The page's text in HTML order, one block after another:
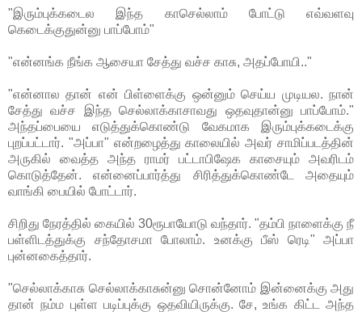
"இரும்புக்கடைல இந்த காசெல்லாம் போட்டு எவ்வளவு
கெடைக்குதுன்னு பாப்போம்"
"என்னங்க நீங்க ஆசையா சேத்து வச்ச காசு, அதப்போயி.."
"என்னால தான் என் பிள்ளைக்கு ஒன்னும் செய்ய முடியல. நான்
சேத்து வச்ச இந்த செல்லாக்காசாவது ஒதவுதான்னு பாப்போம்."
அந்தப்பையை எடுத்துக்கொண்டு வேகமாக இரும்புக்கடைக்கு
புறப்பட்டார். "அப்பா" என்றழைத்து காலையில் அவர் சாமிப்படத்தின்
அருகில் வைத்த அந்த ராமர் பட்டாபிஷேக காசையும் அவரிடம்
கொடுத்தேன். என்னைப்பார்த்து சிரித்துக்கொண்டே அதையும்
வாங்கி பையில் போட்டார்.
சிறிது நேரத்தில் கையில் 30ரூபாயோடு வந்தார். "தம்பி நாளைக்கு நீ
பள்ளிடத்துக்கு சந்தோசமா போலாம். உனக்கு பீஸ் ரெடி" அப்பா
புன்னகைத்தார்.
"செல்லாக்காசு செல்லாக்காசுன்னு சொன்னோம் இன்னைக்கு அது
தான் நம்ம புள்ள படிப்புக்கு ஒதவியிருக்கு. சே, உங்க கிட்ட அந்த